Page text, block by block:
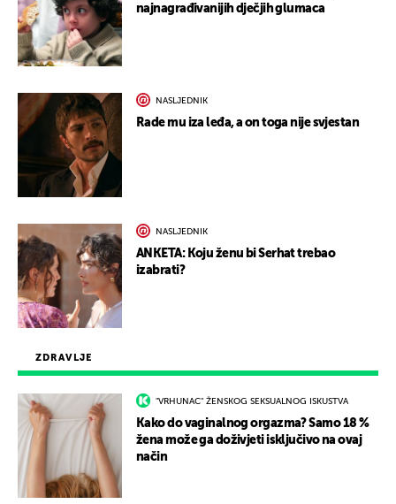
ZDRAVLJE
"VRHUNAC" ŽENSKOG SEKSUALNOG ISKUSTVA
Kako do vaginalnog orgazma? Samo 18 %
žena može ga doživjeti isključivo na ovaj
način
najnagrađivanijih dječjih glumaca
NASLJEDNIK
Rade mu iza leđa, a on toga nije svjestan
NASLJEDNIK
ANKETA: Koju ženu bi Serhat trebao
izabrati?